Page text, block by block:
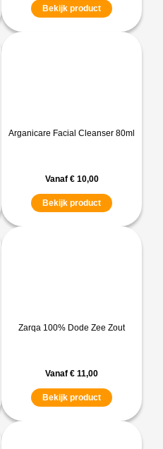
Bekijk product
Arganicare Facial Cleanser 80ml
Vanaf €10,00
Bekijk product
Zarqa 100% Dode Zee Zout
Vanaf € 11,00
Bekijk product